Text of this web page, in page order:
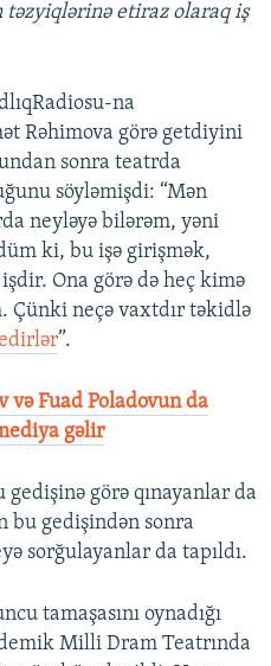
təzyiqlərinə etiraz olaraq iş
na
Rəhimova görə getdiyini
sonra teatrda
söyləmişdi: “Mən
neyləyə bilərəm, yəni
ki, bu işə girişmək,
Ona görə də heç kimə
Çünki neçə vaxtdır təkidlə
”.
və Fuad Poladovun da
gəlir
görə qınayanlar da
bu gedişindən sonra
sorğulayanlar da tapıldı.
tamaşasını oynadığı
Milli Dram Teatrında